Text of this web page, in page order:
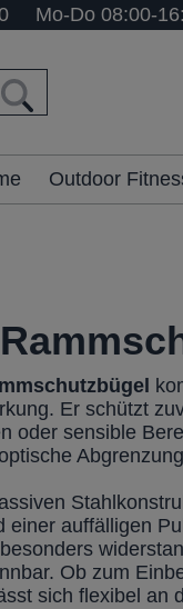
Mo-Do 08:00-
Outdoor
Er schützt
oder sensible
einer auffälligen
Ob zum
sich flexibel an